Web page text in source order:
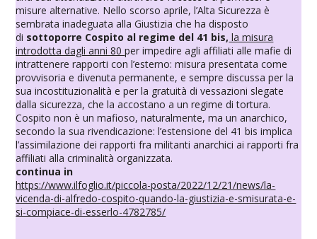
misure alternative. Nello scorso aprile, l’Alta Sicurezza è
sembrata inadeguata alla Giustizia che ha disposto
di sottoporre Cospito al regime del 41 bis, la misura
introdotta dagli anni 80per impedire agli affiliati alle mafie di
intrattenere rapporti con l’esterno: misura presentata come
provvisoria e divenuta permanente, e sempre discussa per la
sua incostituzionalità e per la gratuità di vessazioni slegate
dalla sicurezza, che la accostano a un regime di tortura.
Cospito non è un mafioso, naturalmente, ma un anarchico,
secondo la sua rivendicazione: l’estensione del 41 bis implica
l’assimilazione dei rapporti fra militanti anarchici ai rapporti fra
affiliati alla criminalità organizzata.
continua in
https://www.ilfoglio.it/piccola-posta/2022/12/21/news/la-
vicenda-di-alfredo-cospito-quando-la-giustizia-e-smisurata-e-
si-compiace-di-esserlo-4782785/